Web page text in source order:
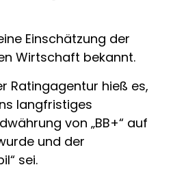
Einschätzung der
Wirtschaft bekannt.
Ratingagentur hieß es,
langfristiges
von „BB+“ auf
und der
sei.